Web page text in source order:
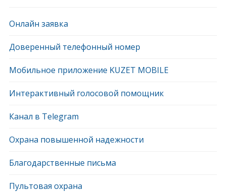
Онлайн заявка
Доверенный телефонный номер
Мобильное приложение KUZET MOBILE
Интерактивный голосовой помощник
Канал в Telegram
Охрана повышенной надежности
Благодарственные письма
Пультовая охрана